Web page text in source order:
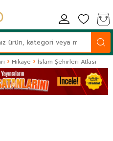
Hikaye İslam Şehirleri Atlası